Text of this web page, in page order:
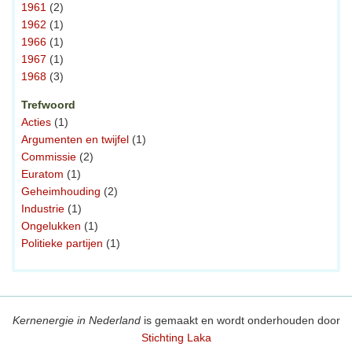
1961 (2)
1962 (1)
1966 (1)
1967 (1)
1968 (3)
Trefwoord
Acties (1)
Argumenten en twijfel (1)
Commissie (2)
Euratom (1)
Geheimhouding (2)
Industrie (1)
Ongelukken (1)
Politieke partijen (1)
Kernenergie in Nederlandis gemaakt en wordt onderhouden door
Stichting Laka